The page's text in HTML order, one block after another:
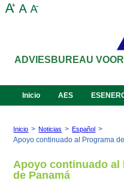
ADVIESBUREAU
Inicio AES
Inicio > Noticias > Español >
Apoyo continuado al Programa
Apoyo continuado al
de Panamá